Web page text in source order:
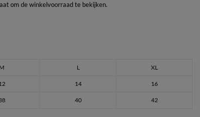
om de winkelvoorraad te bekijken.
M L XL
14 16
40 42